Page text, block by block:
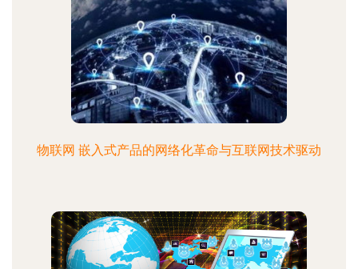
物联网 嵌入式产品的网络化革命与互联网技术驱动